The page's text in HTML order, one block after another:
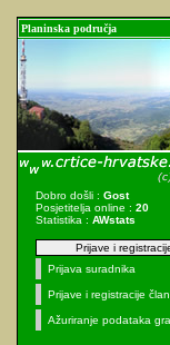
Planinska područja
Dobro došli : Gost
Posjetitelja online : 20
Statistika : AWstats
Prijave i
Prijava suradnika
Prijave i registracije
Ažuriranje podataka